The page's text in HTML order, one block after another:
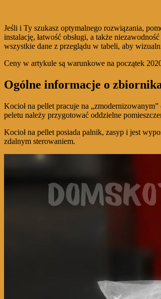
Jeśli i Ty szukasz optymalnego rozwiązania,
instalację, łatwość obsługi, a także
wszystkie dane z przeglądu w tabeli, aby
Ceny w artykule są warunkowe na początek
Ogólne informacje o
Kocioł na pellet pracuje na
peletu należy przygotować oddzielne
Kocioł na pellet posiada palnik, zasyp i jest
zdalnym sterowaniem.